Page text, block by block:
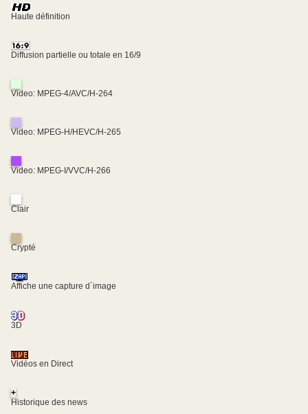
Haute définition
Diffusion partielle ou totale en 16/9
Video: MPEG-4/AVC/H-264
Video: MPEG-H/HEVC/H-265
Video: MPEG-I/VVC/H-266
Clair
Crypté
Affiche une capture d´image
3D
Vidéos en Direct
+
Historique des news